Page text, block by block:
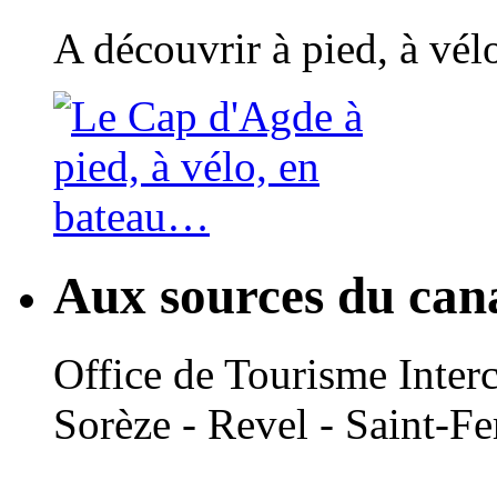
A découvrir à pied, à
Aux sources du
Office de Tourisme
Sorèze - Revel - Saint-